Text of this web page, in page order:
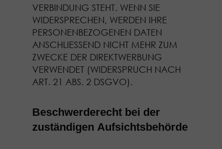
VERBINDUNG STEHT. WENN SIE
WIDERSPRECHEN, WERDEN IHRE
PERSONENBEZOGENEN DATEN
ANSCHLIESSEND NICHT MEHR ZUM
ZWECKE DER DIREKTWERBUNG
VERWENDET (WIDERSPRUCH NACH
ART. 21 ABS. 2 DSGVO).
Beschwerde­recht bei der
zuständigen Aufsichts­behörde